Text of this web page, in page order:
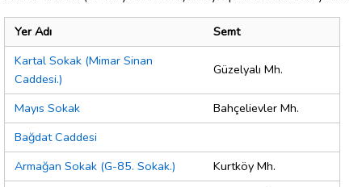
Yer Adı
Semt
Kartal Sokak (Mimar Sinan
Caddesi.)
Güzelyalı Mh.
Mayıs Sokak
Bahçelievler Mh.
Bağdat Caddesi
Armağan Sokak (G-85. Sokak.)
Kurtköy Mh.